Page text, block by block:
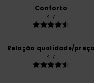
Conforto
4.7
Relação qualidade/preço
4.7